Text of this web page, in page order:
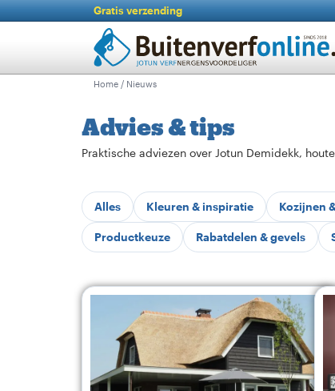
Gratis verzending
Home / Nieuws
Advies & tips
Praktische adviezen over Jotun Demidekk,
Alles Kleuren & inspiratie Kozijnen
Productkeuze Rabatdelen & gevels